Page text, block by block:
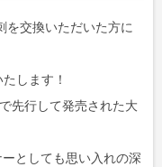
を交換いただいた方に
します！
先行して発売された大
としても思い入れの深